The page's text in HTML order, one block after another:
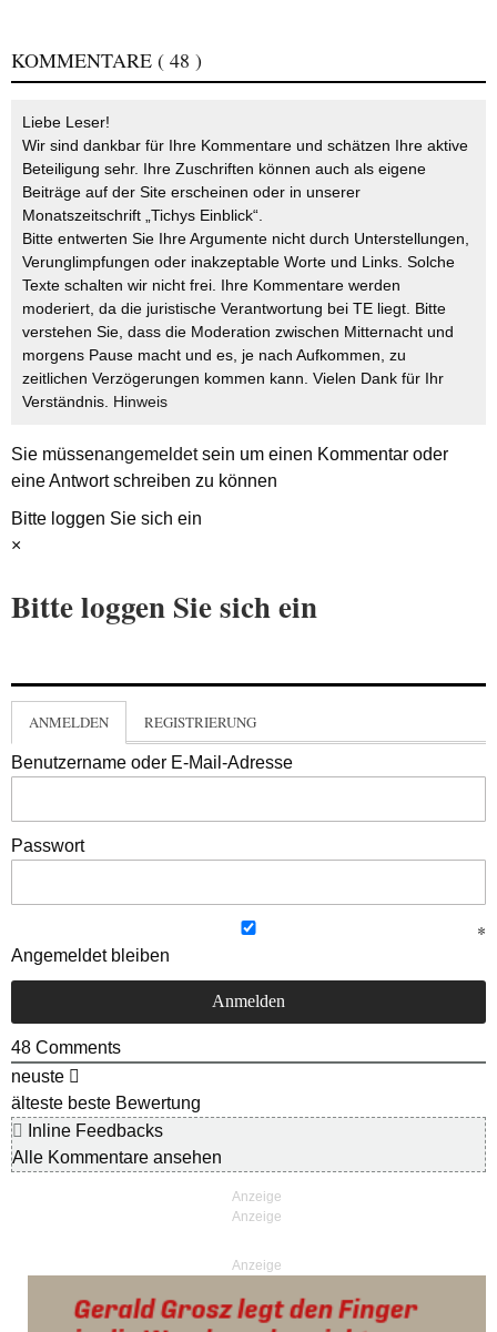
KOMMENTARE ( 48 )
Liebe Leser!
Wir sind dankbar für Ihre Kommentare und schätzen Ihre aktive
Beteiligung sehr. Ihre Zuschriften können auch als eigene
Beiträge auf der Site erscheinen oder in unserer
Monatszeitschrift „Tichys Einblick“.
Bitte entwerten Sie Ihre Argumente nicht durch Unterstellungen,
Verunglimpfungen oder inakzeptable Worte und Links. Solche
Texte schalten wir nicht frei. Ihre Kommentare werden
moderiert, da die juristische Verantwortung bei TE liegt. Bitte
verstehen Sie, dass die Moderation zwischen Mitternacht und
morgens Pause macht und es, je nach Aufkommen, zu
zeitlichen Verzögerungen kommen kann. Vielen Dank für Ihr
Verständnis. Hinweis
Sie müssenangemeldetsein um einen Kommentar oder
eine Antwort schreiben zu können
Bitte loggen Sie sich ein
×
Bitte loggen Sie sich ein
ANMELDEN REGISTRIERUNG
Benutzername oder E-Mail-Adresse
Passwort
Angemeldet bleiben
48 Comments
neuste
älteste beste Bewertung
Inline Feedbacks
Alle Kommentare ansehen
Anzeige